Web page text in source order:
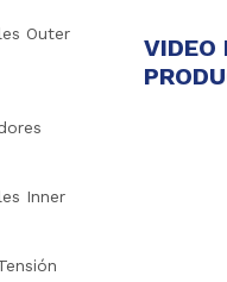
Outer
Inner
VIDEO